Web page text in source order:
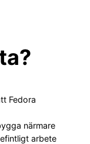
Fedora
närmare
arbete